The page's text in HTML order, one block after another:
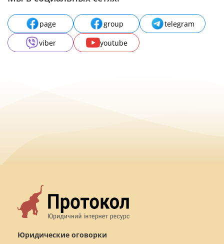
page group
telegram
viber
youtube
Юридические оговорки